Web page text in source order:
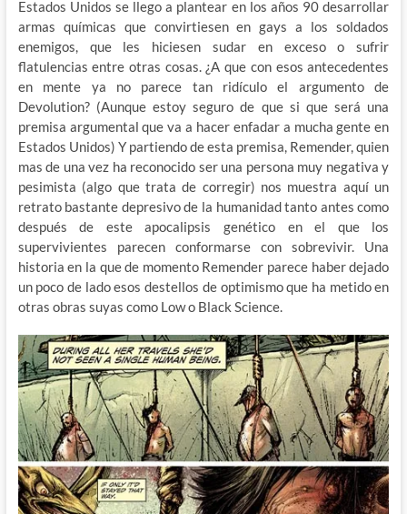
Estados Unidos se llego a plantear en los años 90 desarrollar
armas químicas que convirtiesen en gays a los soldados
enemigos, que les hiciesen sudar en exceso o sufrir
flatulencias entre otras cosas. ¿A que con esos antecedentes
en mente ya no parece tan ridículo el argumento de
Devolution? (Aunque estoy seguro de que si que será una
premisa argumental que va a hacer enfadar a mucha gente en
Estados Unidos) Y partiendo de esta premisa, Remender, quien
mas de una vez ha reconocido ser una persona muy negativa y
pesimista (algo que trata de corregir) nos muestra aquí un
retrato bastante depresivo de la humanidad tanto antes como
después de este apocalipsis genético en el que los
supervivientes parecen conformarse con sobrevivir. Una
historia en la que de momento Remender parece haber dejado
un poco de lado esos destellos de optimismo que ha metido en
otras obras suyas como Low o Black Science.